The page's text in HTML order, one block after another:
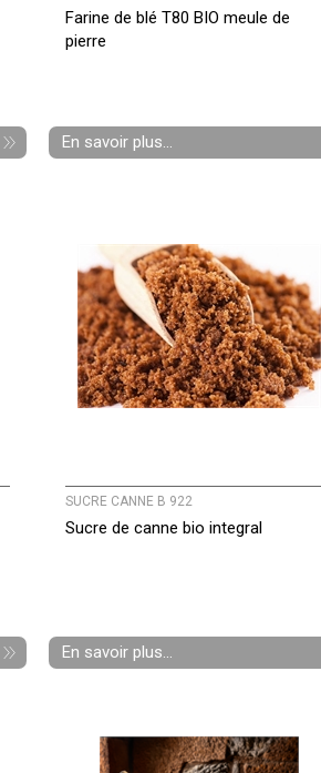
Farine de blé T80 BIO meule de
pierre
En savoir plus...
SUCRE CANNE B 922
Sucre de canne bio integral
En savoir plus...